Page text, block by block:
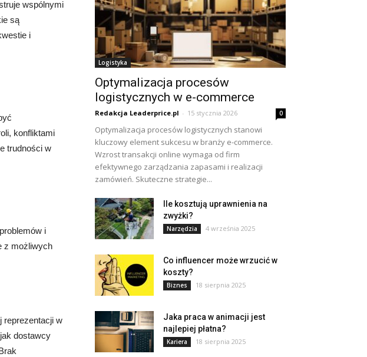
wspólnymi
są
i
konfliktami
trudności w
i
z możliwych
reprezentacji w
dostawcy
Logistyka
Optymalizacja procesów
logistycznych w e-commerce
Redakcja Leaderprice.pl - 15 stycznia 2026 0
Optymalizacja procesów logistycznych stanowi
kluczowy element sukcesu w branży e-commerce.
Wzrost transakcji online wymaga od firm
efektywnego zarządzania zapasami i realizacji
zamówień. Skuteczne strategie...
Ile kosztują uprawnienia na
zwyżki?
Narzędzia 4 września 2025
Co influencer może wrzucić w
koszty?
Biznes 18 sierpnia 2025
Jaka praca w animacji jest
najlepiej płatna?
Kariera 18 sierpnia 2025